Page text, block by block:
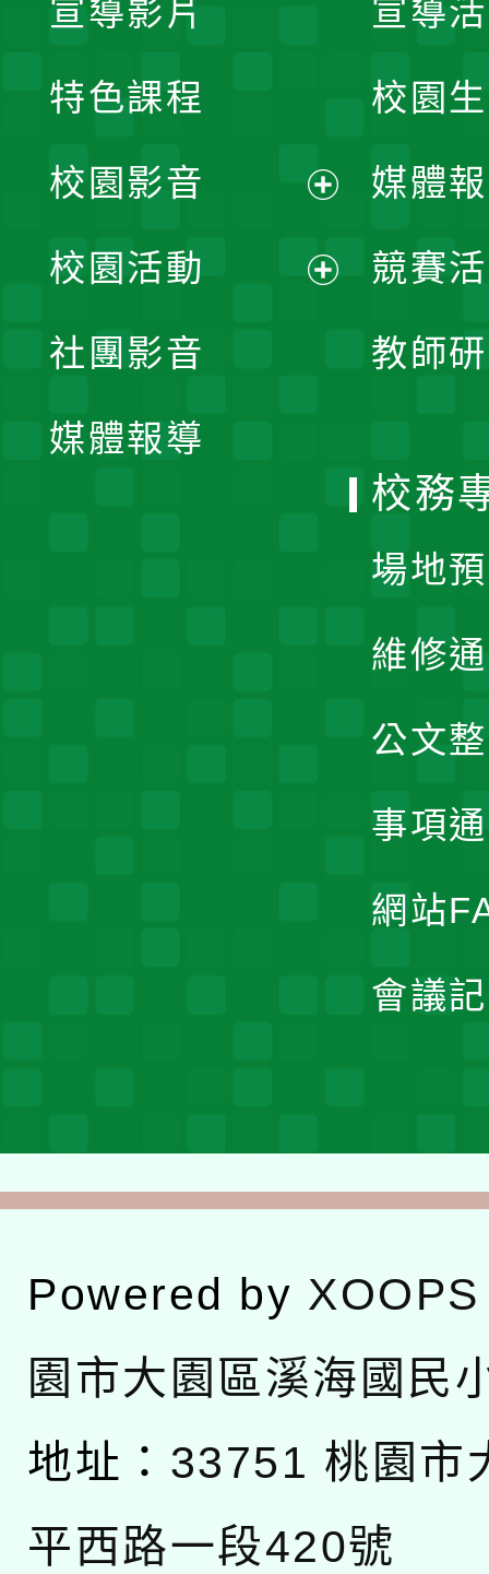
宣導
校園
媒體
競賽
教師
宣導影片
特色課程
校園影音
開
校園活動
社團影音
媒體報導
校務
場地
維修
公文
事項
網站
會議
Powered by XOOPS
園市大園區溪海國民
地址： 33751 桃園市
平西路一段420號